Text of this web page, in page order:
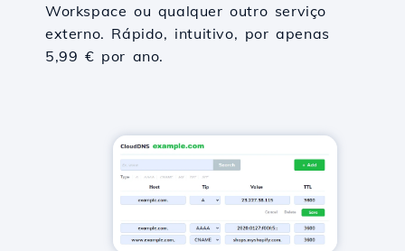
Workspace ou qualquer outro serviço
externo. Rápido, intuitivo, por apenas
5,99 € por ano.